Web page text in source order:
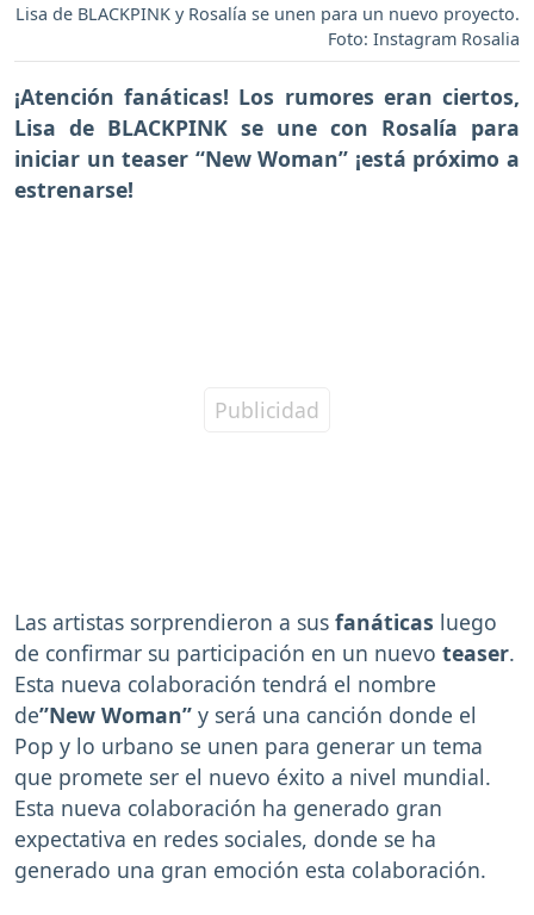
Lisa de BLACKPINK y Rosalía se unen para un nuevo proyecto.
Foto: Instagram Rosalia
¡Atención fanáticas! Los rumores eran ciertos,
Lisa de BLACKPINK se une con Rosalía para
iniciar un teaser “New Woman” ¡está próximo a
estrenarse!
Las artistas sorprendieron a sus fanáticas luego
de confirmar su participación en un nuevo teaser.
Esta nueva colaboración tendrá el nombre
de”New Woman” y será una canción donde el
Pop y lo urbano se unen para generar un tema
que promete ser el nuevo éxito a nivel mundial.
Esta nueva colaboración ha generado gran
expectativa en redes sociales, donde se ha
generado una gran emoción esta colaboración.